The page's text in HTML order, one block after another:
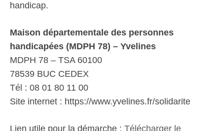
handicap.
Maison départementale des personnes
handicapées (MDPH 78) – Yvelines
MDPH 78 – TSA 60100
78539 BUC CEDEX
Tél : 08 01 80 11 00
Site internet : https://www.yvelines.fr/solidarite
Lien utile pour la démarche : Télécharger le